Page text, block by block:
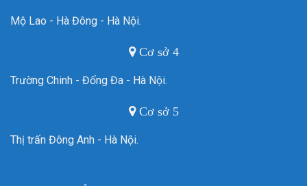
Mộ Lao - Hà Đông - Hà Nội.
Cơ sở 4
Trường Chinh - Đống Đa - Hà Nội.
Cơ sở 5
Thị trấn Đông Anh - Hà Nội.